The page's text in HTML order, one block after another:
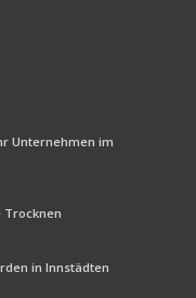
Unternehmen im
Trocknen
in Innstädten